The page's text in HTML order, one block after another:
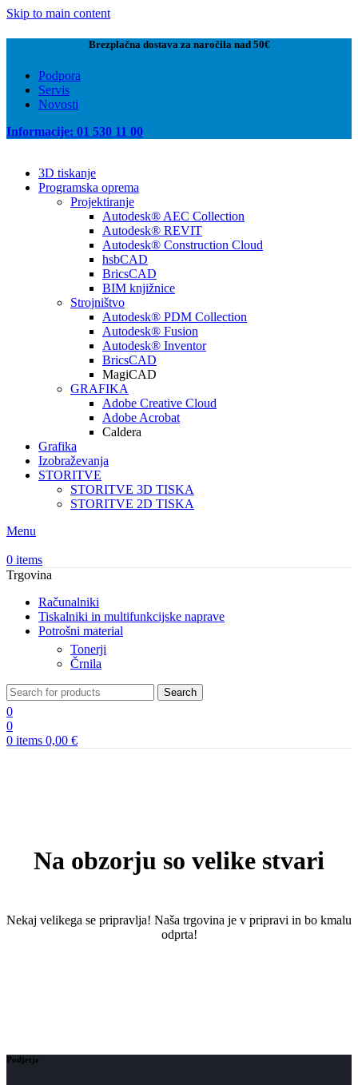
Skip to main content
Brezplačna dostava za naročila nad 50€
Podpora
Servis
Novosti
Informacije: 01 530 11 00
3D tiskanje
Programska oprema
Projektiranje
Autodesk® AEC Collection
Autodesk® REVIT
Autodesk® Construction Cloud
hsbCAD
BricsCAD
BIM knjižnice
Strojništvo
Autodesk® PDM Collection
Autodesk® Fusion
Autodesk® Inventor
BricsCAD
MagiCAD
GRAFIKA
Adobe Creative Cloud
Adobe Acrobat
Caldera
Grafika
Izobraževanja
STORITVE
STORITVE 3D TISKA
STORITVE 2D TISKA
Menu
0 items
Trgovina
Računalniki
Tiskalniki in multifunkcijske naprave
Potrošni material
Tonerji
Črnila
Search
0
0
0 items 0,00 €
Na obzorju so velike stvari
Nekaj ​​velikega se pripravlja! Naša trgovina je v pripravi in ​​bo kmalu
odprta!
Podjetje